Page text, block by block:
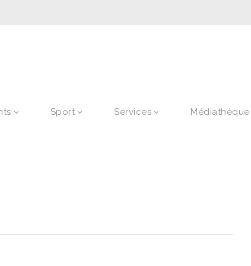
Sport Services Médiathèque